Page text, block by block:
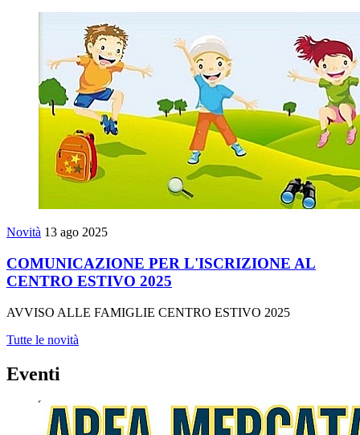
Novità 13 ago 2025
COMUNICAZIONE PER L'ISCRIZIONE AL
CENTRO ESTIVO 2025
AVVISO ALLE FAMIGLIE CENTRO ESTIVO 2025
Tutte le novità
Eventi